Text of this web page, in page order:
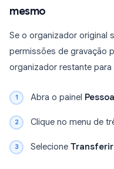
mesmo
Se o organizador original
permissões de gravação
organizador restante
Abra o painel
Clique no menu de
Selecione